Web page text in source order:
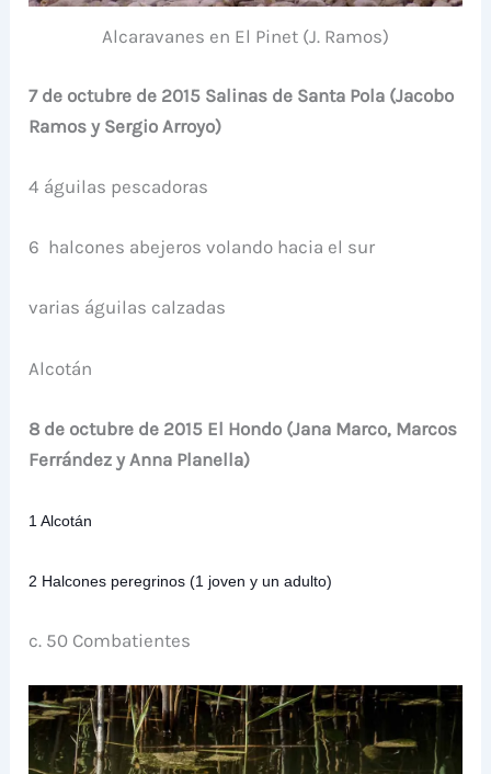
Alcaravanes en El Pinet (J. Ramos)
7 de octubre de 2015 Salinas de Santa Pola (Jacobo
Ramos y Sergio Arroyo)
4 águilas pescadoras
6 halcones abejeros volando hacia el sur
varias águilas calzadas
Alcotán
8 de octubre de 2015 El Hondo (Jana Marco, Marcos
Ferrández y Anna Planella)
1 Alcotán
2 Halcones peregrinos (1 joven y un adulto)
c. 50 Combatientes